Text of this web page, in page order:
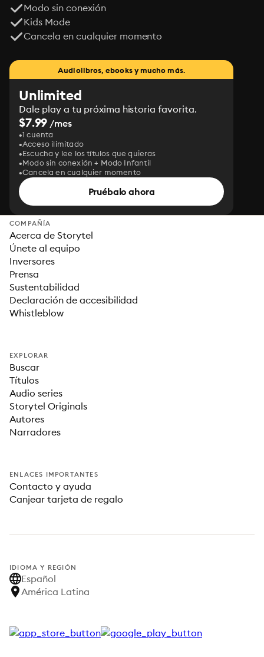
Modo sin conexión
Kids Mode
Cancela en cualquier momento
Audiolibros, ebooks y mucho más.
Unlimited
Dale play a tu próxima historia favorita.
$7.99 /mes
1 cuenta
Acceso ilimitado
Escucha y lee los títulos que quieras
Modo sin conexión + Modo Infantil
Cancela en cualquier momento
Pruébalo ahora
COMPAÑÍA
Acerca de Storytel
Únete al equipo
Inversores
Prensa
Sustentabilidad
Declaración de accesibilidad
Whistleblow
EXPLORAR
Buscar
Títulos
Audio series
Storytel Originals
Autores
Narradores
ENLACES IMPORTANTES
Contacto y ayuda
Canjear tarjeta de regalo
IDIOMA Y REGIÓN
Español
América Latina